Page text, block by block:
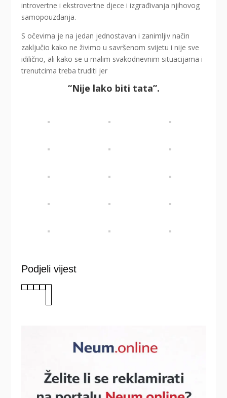
introvertne i ekstrovertne djece i izgrađivanja njihovog
samopouzdanja.
S očevima je na jedan jednostavan i zanimljiv način
zaključio kako ne živimo u savršenom svijetu i nije sve
idilično, ali kako se u malim svakodnevnim situacijama i
trenutcima treba truditi jer
“Nije lako biti tata”.
Podjeli vijest